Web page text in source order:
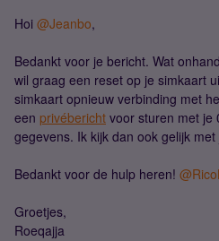
Hoi @Jeanbo,
Bedankt voor je bericht. Wat
wil graag een reset op je simkaart
simkaart opnieuw verbinding met
een privébericht voor sturen met je
gegevens. Ik kijk dan ook gelijk
Bedankt voor de hulp heren!
Groetjes,
Roeqajja